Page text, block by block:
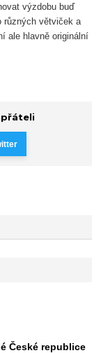
výzdobu buď
různých větviček a
ale hlavně originální
přáteli
České republice